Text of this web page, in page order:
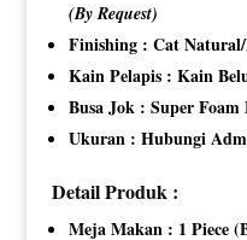
(By Request)
Finishing : Cat
Kain Pelapis : Kain
Busa Jok : Super Foam
Ukuran : Hubungi
Detail Produk :
Meja Makan : 1 Piece